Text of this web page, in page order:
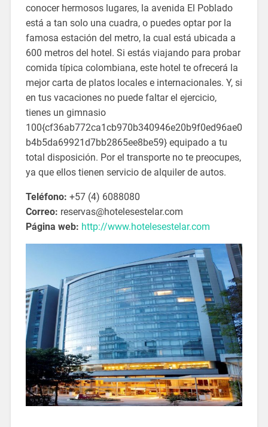
conocer hermosos lugares, la avenida El Poblado
está a tan solo una cuadra, o puedes optar por la
famosa estación del metro, la cual está ubicada a
600 metros del hotel. Si estás viajando para probar
comida típica colombiana, este hotel te ofrecerá la
mejor carta de platos locales e internacionales. Y, si
en tus vacaciones no puede faltar el ejercicio,
tienes un gimnasio
100{cf36ab772ca1cb970b340946e20b9f0ed96ae0
b4b5da69921d7bb2865ee8be59} equipado a tu
total disposición. Por el transporte no te preocupes,
ya que ellos tienen servicio de alquiler de autos.
Teléfono: +57 (4) 6088080
Correo: reservas@hotelesestelar.com
Página web: http://www.hotelesestelar.com